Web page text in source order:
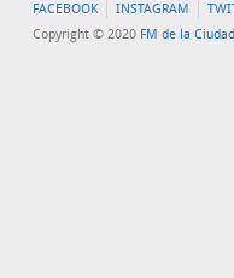
FACEBOOK INSTAGRAM
Copyright © 2020 FM de la